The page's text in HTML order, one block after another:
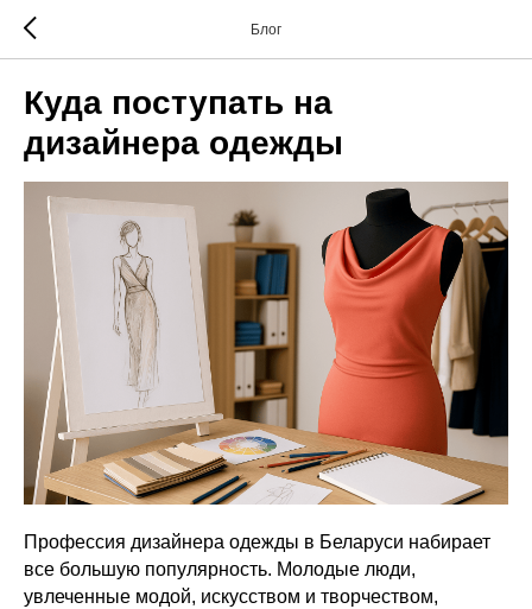
Блог
Куда поступать на
дизайнера одежды
Профессия дизайнера одежды в Беларуси набирает
все большую популярность. Молодые люди,
увлеченные модой, искусством и творчеством,